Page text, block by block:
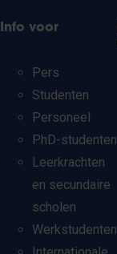
Info voor
Pers
Studenten
Personeel
PhD-studenten
Leerkrachten
en secundaire
scholen
Werkstudenten